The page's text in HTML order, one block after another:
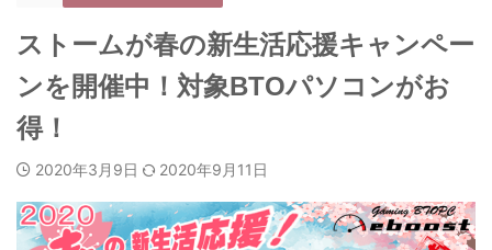
ストームが春の新生活応援キャンペー
ンを開催中！対象BTOパソコンがお
得！
2020年3月9日 2020年9月11日